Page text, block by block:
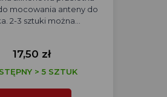
mocowania anteny do
2-3 sztuki można…
17,50 zł
> 5 SZTUK